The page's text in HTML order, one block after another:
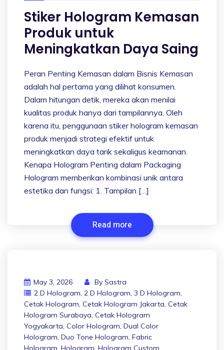
Stiker Hologram Kemasan
Produk untuk
Meningkatkan Daya Saing
Peran Penting Kemasan dalam Bisnis Kemasan
adalah hal pertama yang dilihat konsumen.
Dalam hitungan detik, mereka akan menilai
kualitas produk hanya dari tampilannya. Oleh
karena itu, penggunaan stiker hologram kemasan
produk menjadi strategi efektif untuk
meningkatkan daya tarik sekaligus keamanan.
Kenapa Hologram Penting dalam Packaging
Hologram memberikan kombinasi unik antara
estetika dan fungsi: 1. Tampilan […]
Read more
May 3, 2026 By Sastra
2 D Hologram, 2 D Hologram, 3 D Hologram,
Cetak Hologram, Cetak Hologram Jakarta, Cetak
Hologram Surabaya, Cetak Hologram
Yogyakarta, Color Hologram, Dual Color
Hologram, Duo Tone Hologram, Fabric
Hologram, Hologram, Hologram Custom,